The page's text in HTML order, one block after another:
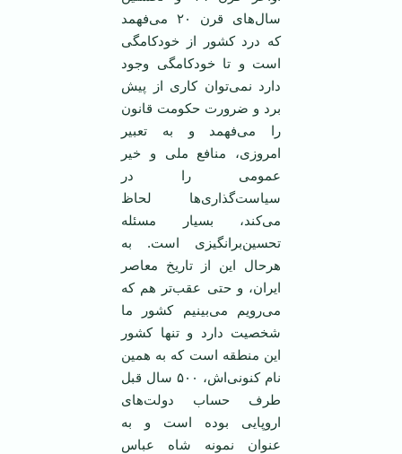
سال‌های قرن ۲۰ می‌فهمد
که درد کشور از خودکامگی
است و تا خودکامگی وجود
دارد نمی‌توان کاری از پیش
برد و ضرورت حکومت قانون
را می‌فهمد و به تعبیر
امروزی، منافع ملی و خیر
عمومی را در
سیاست‌گذاری‌ها لحاظ
می‌کند، بسیار مسئله
تحسین‌برانگیزی است. به
هرحال این از تاریخ معاصر
ایران، و حتی عقب‌تر هم که
می‌رویم می‌بینیم کشور ما
شخصیت دارد و تنها کشور
این منطقه است که به همین
نام کنونی‌اش، ۵۰۰ سال قبل
طرف حساب دولت‌های
اروپایی بوده است و به
عنوان نمونه شاه عباس